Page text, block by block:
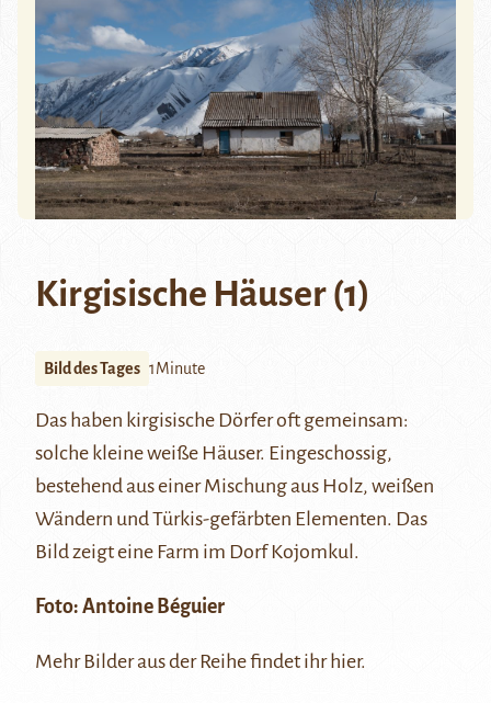
Kirgisische Häuser (1)
Bild des Tages 1Minute
Das haben kirgisische Dörfer oft gemeinsam:
solche kleine weiße Häuser. Eingeschossig,
bestehend aus einer Mischung aus Holz, weißen
Wändern und Türkis-gefärbten Elementen. Das
Bild zeigt eine Farm im Dorf Kojomkul.
Foto: Antoine Béguier
Mehr Bilder aus der Reihe findet ihrhier.